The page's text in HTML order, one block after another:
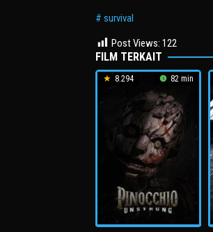
survival
Post Views: 122
FILM TERKAIT
8.294 82 min